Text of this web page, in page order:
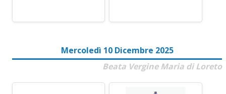
Mercoledì 10 Dicembre 2025
Beata Vergine Maria di Loreto